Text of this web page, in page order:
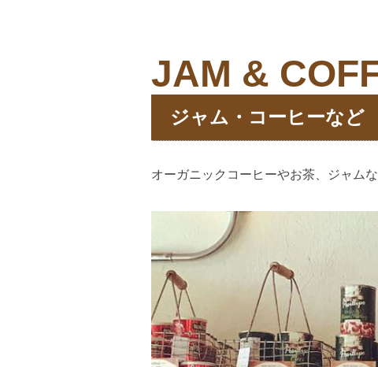
JAM &
ジャム・コーヒーなど
オーガニックコーヒーやお茶、ジャム